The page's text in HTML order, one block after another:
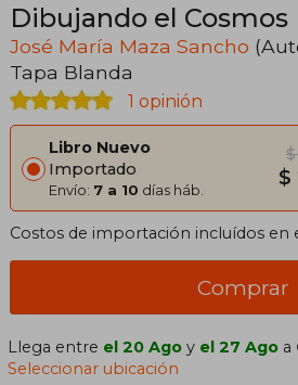
Dibujando el Cosmos
José María Maza Sancho
Tapa Blanda
1 opinión
Libro Nuevo
Importado
Envío: 7 a 10 días háb. $
Costos de importación incluídos en
Comprar
Llega entre el 20 Ago y el 27 Ago a
Seleccionar ubicación